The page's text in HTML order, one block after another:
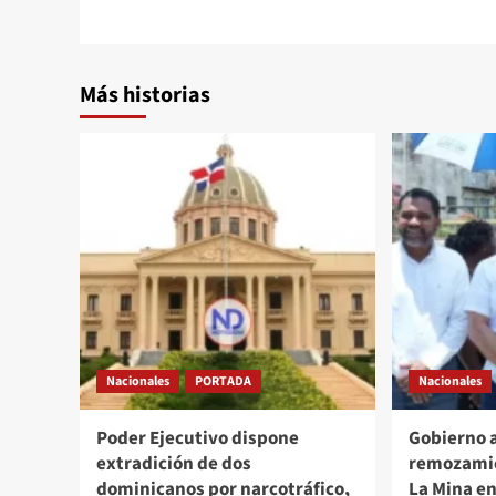
Más historias
Nacionales PORTADA
Poder Ejecutivo dispone
extradición de dos
dominicanos por narcotráfico,
Nacionales
Gobierno
La Mina